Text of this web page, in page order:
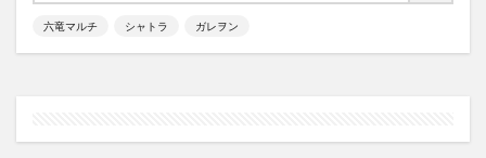
六竜マルチ シャトラ ガレヲン